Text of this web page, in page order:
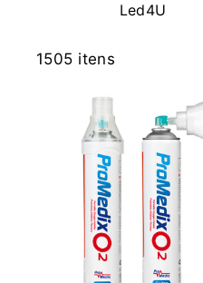
Led4U
1505 itens